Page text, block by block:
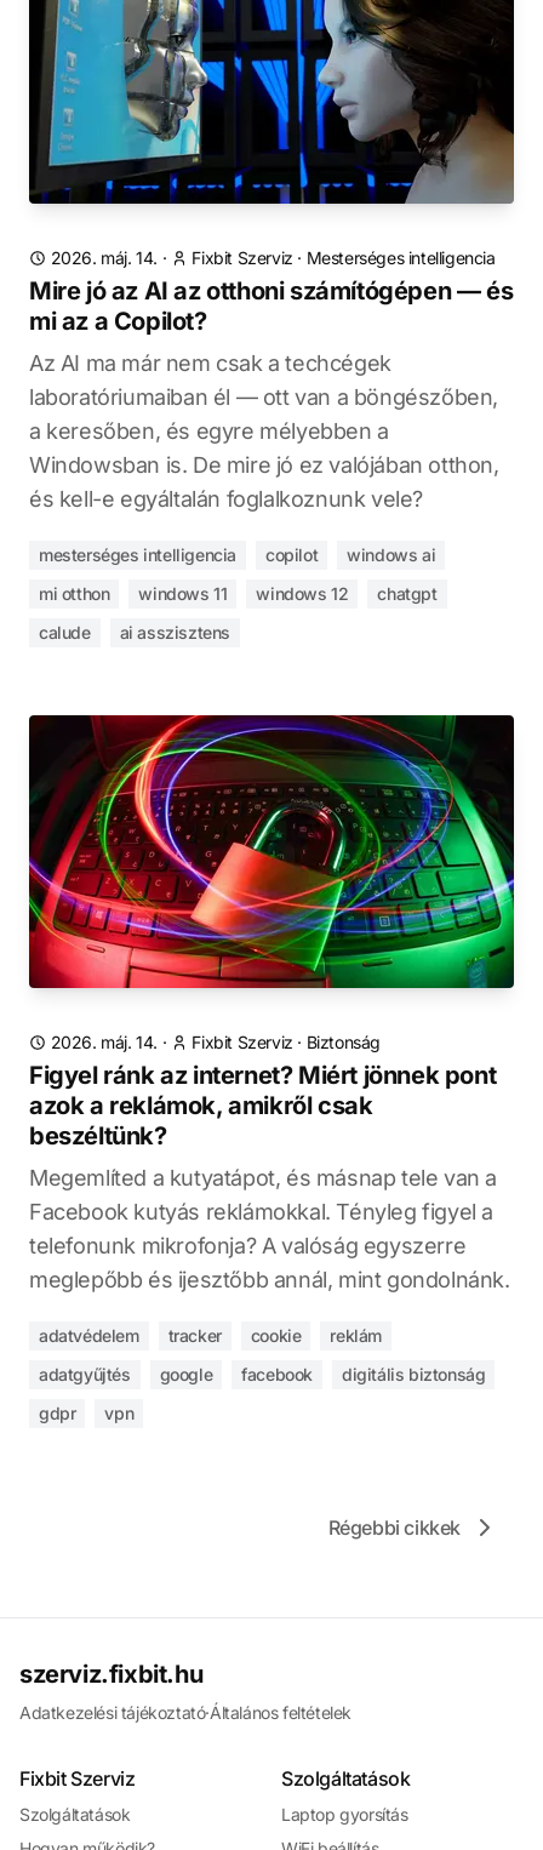
2026. máj. 14. · Fixbit Szerviz · Mesterséges intelligencia
Mire jó az AI az otthoni számítógépen — és
mi az a Copilot?
Az AI ma már nem csak a techcégek
laboratóriumaiban él — ott van a böngészőben,
a keresőben, és egyre mélyebben a
Windowsban is. De mire jó ez valójában otthon,
és kell-e egyáltalán foglalkoznunk vele?
mesterséges intelligencia copilot
windows ai
mi otthon
windows 11 windows 12
chatgpt
calude
ai asszisztens
2026. máj. 14. · Fixbit Szerviz · Biztonság
Figyel ránk az internet? Miért jönnek pont
azok a reklámok, amikről csak
beszéltünk?
Megemlíted a kutyatápot, és másnap tele van a
Facebook kutyás reklámokkal. Tényleg figyel a
telefonunk mikrofonja? A valóság egyszerre
meglepőbb és ijesztőbb annál, mint gondolnánk.
adatvédelem tracker cookie
reklám
adatgyűjtés
google facebook
digitális biztonság
gdpr
vpn
Régebbi cikkek
szerviz.fixbit.hu
Adatkezelési tájékoztató·Általános feltételek
Fixbit Szerviz
Szolgáltatások
Szolgáltatások
Laptop gyorsítás